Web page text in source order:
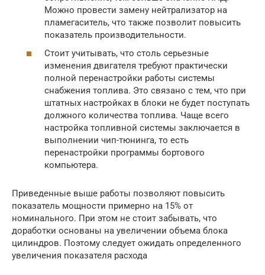
Можно провести замену нейтрализатор на
пламегаситель, что также позволит повысить
показатель производительности.
Стоит учитывать, что столь серьезные
изменения двигателя требуют практически
полной перенастройки работы системы
снабжения топлива. Это связано с тем, что при
штатных настройках в блоки не будет поступать
должного количества топлива. Чаще всего
настройка топливной системы заключается в
выполнении чип-тюнинга, то есть
перенастройки программы бортового
компьютера.
Приведенные выше работы позволяют повысить
показатель мощности примерно на 15% от
номинального. При этом не стоит забывать, что
доработки основаны на увеличении объема блока
цилиндров. Поэтому следует ожидать определенного
увеличения показателя расхода